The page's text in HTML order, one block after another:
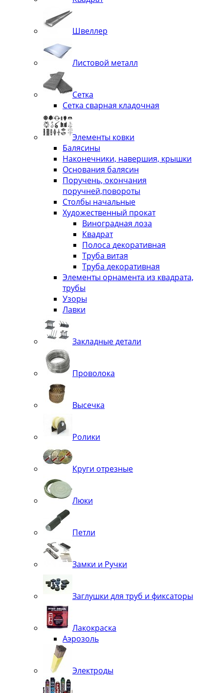
Швеллер
Листовой металл
Сетка
Сетка сварная кладочная
Элементы ковки
Балясины
Наконечники, навершия, крышки
Основания балясин
Поручень, окончания
поручней,повороты
Столбы начальные
Художественный прокат
Виноградная лоза
Квадрат
Полоса декоративная
Труба витая
Труба декоративная
Элементы орнамента из квадрата,
трубы
Узоры
Лавки
Закладные детали
Проволока
Высечка
Ролики
Круги отрезные
Люки
Петли
Замки и Ручки
Заглушки для труб и фиксаторы
Лакокраска
Аэрозоль
Электроды